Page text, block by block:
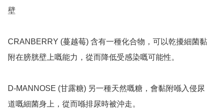
壁
CRANBERRY (蔓越莓) 含有一種化合物，可以乾擾細菌黏
附在膀胱壁上嘅能力，從而降低受感染嘅可能性。
D-MANNOSE (甘露糖) 另一種天然嘅糖，會黏附喺入侵尿
道嘅細菌身上，從而喺排尿時被沖走。